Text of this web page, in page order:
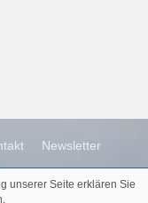
Newsletter
unserer Seite erklären Sie